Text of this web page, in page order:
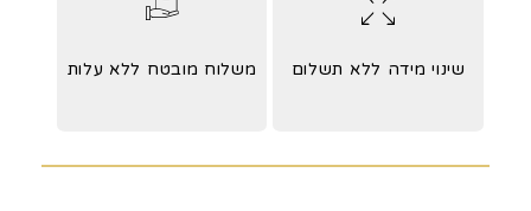
שינוי מידה ללא תשלום משלוח מובטח ללא עלות